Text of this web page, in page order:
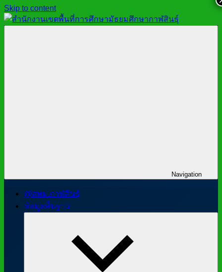
Skip to content
Navigation
@สพม.กาฬสินธุ์
ข้อมูลพื้นฐาน